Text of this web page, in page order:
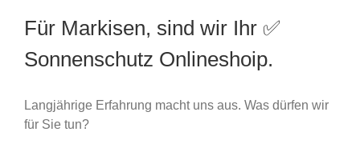
Für Markisen, sind wir Ihr ✅
Sonnenschutz Onlineshoip.
Langjährige Erfahrung macht uns aus. Was dürfen wir
für Sie tun?